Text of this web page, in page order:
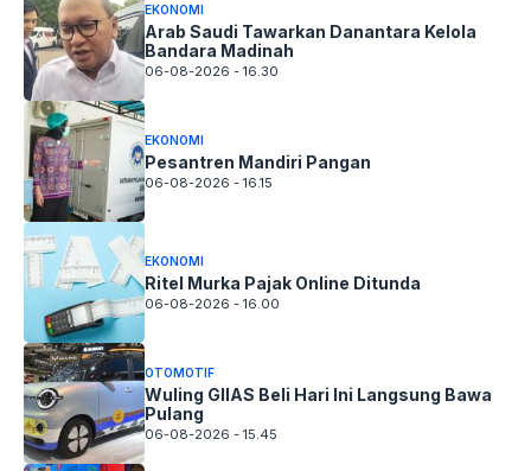
EKONOMI
Arab Saudi Tawarkan Danantara Kelola
Bandara Madinah
06-08-2026 - 16.30
EKONOMI
Pesantren Mandiri Pangan
06-08-2026 - 16.15
EKONOMI
Ritel Murka Pajak Online Ditunda
06-08-2026 - 16.00
OTOMOTIF
Wuling GIIAS Beli Hari Ini Langsung Bawa
Pulang
06-08-2026 - 15.45